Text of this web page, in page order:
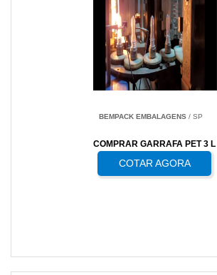
BEMPACK EMBALAGENS/ SP
COMPRAR GARRAFA PET 3 L
COTAR AGORA